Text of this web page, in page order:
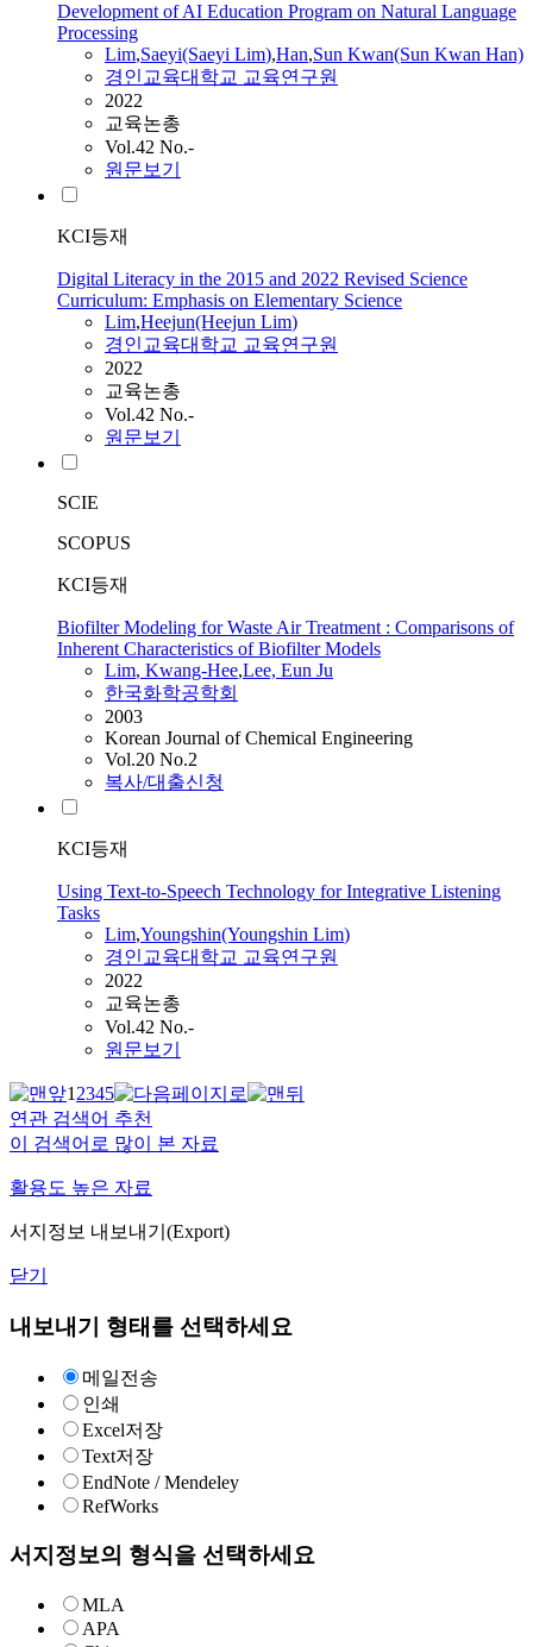
Development of AI Education Program on Natural Language
Processing
Lim,Saeyi(Saeyi Lim),Han,Sun Kwan(Sun Kwan Han)
경인교육대학교 교육연구원
2022
교육논총
Vol.42 No.-
원문보기
KCI등재
Digital Literacy in the 2015 and 2022 Revised Science
Curriculum: Emphasis on Elementary Science
Lim,Heejun(Heejun Lim)
경인교육대학교 교육연구원
2022
교육논총
Vol.42 No.-
원문보기
SCIE
SCOPUS
KCI등재
Biofilter Modeling for Waste Air Treatment : Comparisons of
Inherent Characteristics of Biofilter Models
Lim, Kwang-Hee,Lee, Eun Ju
한국화학공학회
2003
Korean Journal of Chemical Engineering
Vol.20 No.2
복사/대출신청
KCI등재
Using Text-to-Speech Technology for Integrative Listening
Tasks
Lim,Youngshin(Youngshin Lim)
경인교육대학교 교육연구원
2022
교육논총
Vol.42 No.-
원문보기
12345
연관 검색어 추천
이 검색어로 많이 본 자료
활용도 높은 자료
서지정보 내보내기(Export)
닫기
내보내기 형태를 선택하세요
메일전송
인쇄
Excel저장
Text저장
EndNote / Mendeley
RefWorks
서지정보의 형식을 선택하세요
MLA
APA